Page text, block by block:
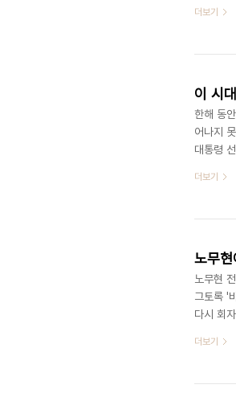
를 만들
내년 지
더보기
이 시
한해 동
어나지
대통령
할 수
습니다.
더보기
노무
노무현
그토록 '
다시 회
주주의
지방분
더보기